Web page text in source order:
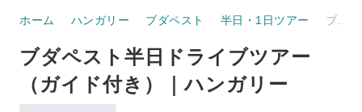
ホーム ハンガリー ブダペスト 半日・1日ツアー
ブダペスト半日ドライブツアー
（ガイド付き）｜ハンガリー